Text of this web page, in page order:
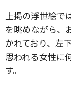
上掲の浮世絵で
を眺めながら、
かれており、左
思われる女性に
す。